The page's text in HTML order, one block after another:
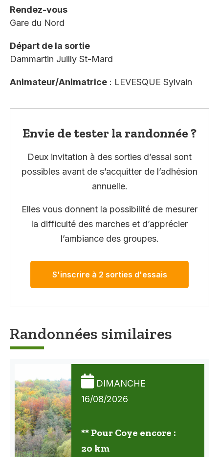
Rendez-vous
Gare du Nord
Départ de la sortie
Dammartin Juilly St-Mard
Animateur/Animatrice : LEVESQUE Sylvain
Envie de tester la randonnée ?
Deux invitation à des sorties d’essai sont
possibles avant de s’acquitter de l’adhésion
annuelle.
Elles vous donnent la possibilité de mesurer
la difficulté des marches et d’apprécier
l’ambiance des groupes.
S'inscrire à 2 sorties d'essais
Randonnées similaires
DIMANCHE
16/08/2026
** Pour Coye encore :
20 km